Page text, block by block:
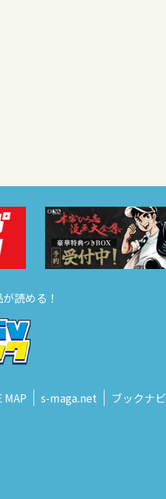
読める！
MAP s‑maga.net ブックナビ